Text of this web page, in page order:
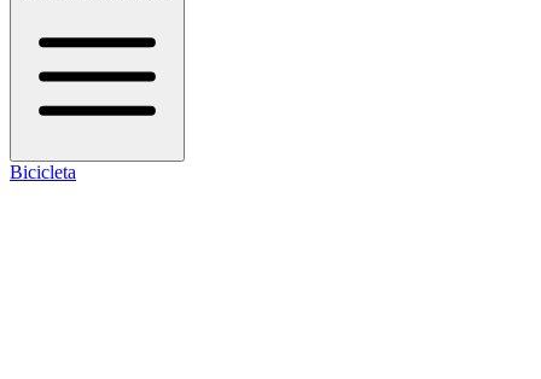
Bicicleta